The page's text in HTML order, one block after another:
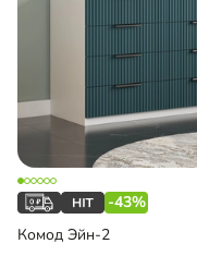
-43%
Комод Эйн-2